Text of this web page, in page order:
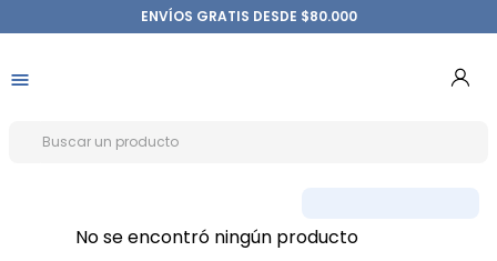
ENVÍOS GRATIS DESDE $80.000
No se encontró ningún producto